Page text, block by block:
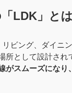
「LDK」と
ビング、ダイニ
所として設計され
がスムーズになり